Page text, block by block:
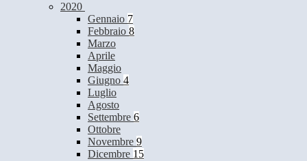
2020
Gennaio 7
Febbraio 8
Marzo
Aprile
Maggio
Giugno 4
Luglio
Agosto
Settembre 6
Ottobre
Novembre 9
Dicembre 15